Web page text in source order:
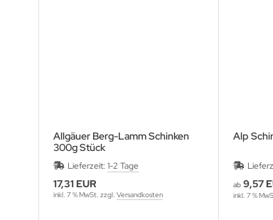
Allgäuer Berg-Lamm Schinken
300g Stück
Lieferzeit: 1-2 Tage
17,31 EUR
inkl. 7 % MwSt. zzgl. Versandkosten
Alp
ab 9,57
inkl. 7 %